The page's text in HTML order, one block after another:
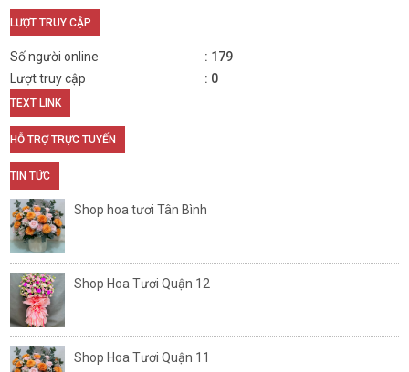
LƯỢT TRUY CẬP
Số người online
179
Lượt truy cập
0
TEXT LINK
HỖ TRỢ TRỰC TUYẾN
TIN TỨC
Shop hoa tươi Tân Bình
Shop Hoa Tươi Quận 12
Shop Hoa Tươi Quận 11